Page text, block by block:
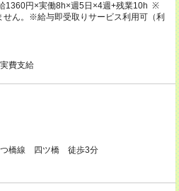
円×実働8h×週5日×4週+残業10h ※
せん。※給与即受取りサービス利用可（利
費支給
橋線 四ツ橋 徒歩3分